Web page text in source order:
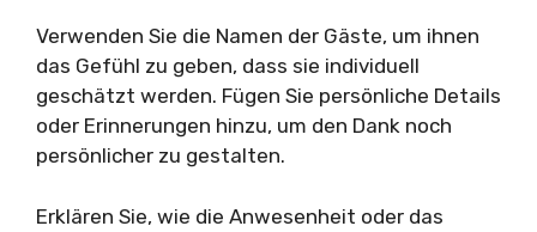
Verwenden Sie die Namen der Gäste, um ihnen
das Gefühl zu geben, dass sie individuell
geschätzt werden. Fügen Sie persönliche Details
oder Erinnerungen hinzu, um den Dank noch
persönlicher zu gestalten.
Erklären Sie, wie die Anwesenheit oder das